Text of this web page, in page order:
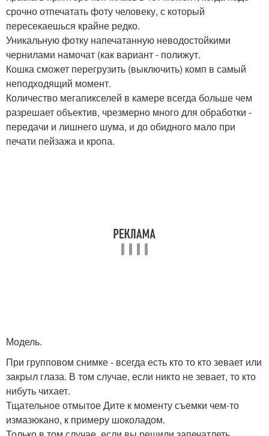
срочно отпечатать фоту человеку, с который
пересекаешься крайне редко.
Уникальную фотку напечатанную неводостойкими
чернилами намочат (как вариант - полижут.
Кошка сможет перегрузить (выключить) комп в самый
неподходящий момент.
Количество мегапикселей в камере всегда больше чем
разрешает объектив, чрезмерно много для обработки -
передачи и лишнего шума, и до обидного мало при
печати пейзажа и кропа.
Модель.
При групповом снимке - всегда есть кто то кто зевает или
закрыл глаза. В том случае, если никто не зевает, то кто
нибуть чихает.
Тщательное отмытое Дите к моменту съемки чем-то
измазюкано, к примеру шоколадом.